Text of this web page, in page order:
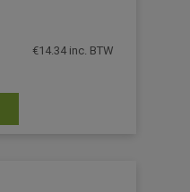
€14.34inc. BTW